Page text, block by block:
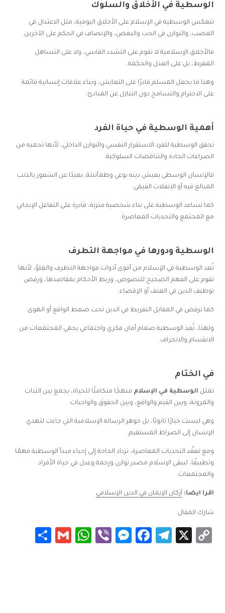
الوسطية في الأخلاق والسلوك
تنعكس الوسطية في الإسلام على الأخلاق اليومية، مثل الاعتدال في
الغضب، والتوازن في الحب والبغض، والإنصاف في الحكم على الآخرين.
فالأخلاق الإسلامية لا تقوم على التشدد القاسي، ولا على التساهل
المفرط، بل على العدل والحكمة.
وهذا ما يجعل المسلم قادرًا على التعايش، وبناء علاقات إنسانية قائمة
على الاحترام والتسامح دون التنازل عن المبادئ.
أهمية الوسطية في حياة الفرد
تحقق الوسطية للفرد الاستقرار النفسي والتوازن الداخلي، لأنها تحميه من
الصراعات الحادة والتناقضات السلوكية.
فالإنسان الوسطي يعيش دينه بوعي وطمأنينة، بعيدًا عن الشعور بالذنب
المبالغ فيه أو الانفلات القيمي.
كما تساعد الوسطية على بناء شخصية متزنة، قادرة على التفاعل الإيجابي
مع المجتمع والتحديات المعاصرة.
الوسطية ودورها في مواجهة التطرف
تُعد الوسطية في الإسلام من أقوى أدوات مواجهة التطرف والغلوّ، لأنها
تقوم على الفهم الصحيح للنصوص، وربط الأحكام بمقاصدها، ورفض
توظيف الدين في العنف أو الإقصاء.
كما ترفض في المقابل التفريط في الدين تحت ضغط الواقع أو الهوى.
ولهذا، تُعد الوسطية صمام أمان فكري واجتماعي يحمي المجتمعات من
الانقسام والانحراف.
في الختام
تمثل الوسطية في الإسلام منهجًا متكاملًا للحياة، يجمع بين الثبات
والمرونة، وبين القيم والواقع، وبين الحقوق والواجبات.
وهي ليست خيارًا ثانويًا، بل جوهر الرسالة الإسلامية التي جاءت لتهدي
الإنسان إلى الصراط المستقيم.
ومع تعقّد التحديات المعاصرة، تزداد الحاجة إلى إحياء مبدأ الوسطية فهمًا
وتطبيقًا، ليبقى الإسلام مصدر توازن ورحمة وعدل في حياة الأفراد
والمجتمعات.
اقرا ايضا: أركان الإيمان في الدين الإسلامي
شارك المقال:
Copy
X
Telegram
Facebook
Messenger
Viber
WhatsApp
Gmail